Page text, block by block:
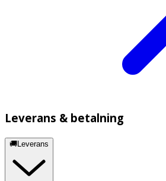
Leverans & betalning
🚚Leverans